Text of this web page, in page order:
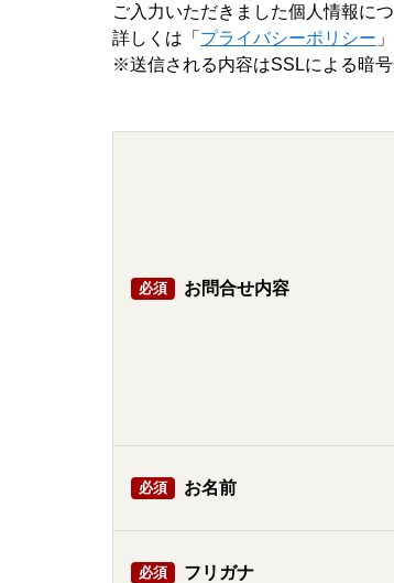
ご入力いただきました個人情報に
詳しくは「 プライバシーポリシー
※送信される内容はSSLによる暗号
必須 お問合せ内容
必須 お名前
必須 フリガナ